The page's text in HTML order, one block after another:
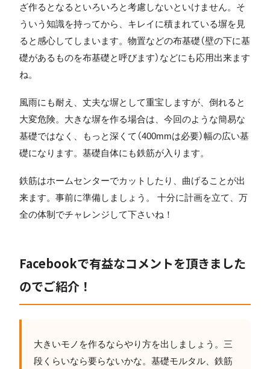
ざ作るとなるといろいろと考慮しないといけません。そ
ういう知識を持ってから、キレイに積まれている塀を見
ると感心してしまいます。物置などの布基礎（壁の下に基
礎があるものを布基礎と呼びます）などにも応用出来ます
ね。
風雨にも耐え、丈夫な塀として重宝しますが、倒れると
大変危険。大きな塀を作る場合は、今回のような簡易な
基礎ではなく、もっと深くて（400mmは必要）幅の広い基
礎になります。基礎自体にも鉄筋が入ります。
鉄筋はホームセンターでカットしたり、曲げることが出
来ます。事前に準備しましょう。 十分に計画を立て、万
全の体制でチャレンジして下さいね！
Facebookで有益なコメントを頂きました
のでご紹介！
大きいモノを作るならやり方を出しましょう。三
段くらいなら要らないかな。基礎モルタル、鉄筋